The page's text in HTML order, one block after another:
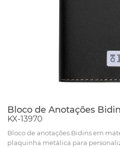
Bloco de Anotações
KX-13970
Bloco de anotações Bidins em
plaquinha metálica para